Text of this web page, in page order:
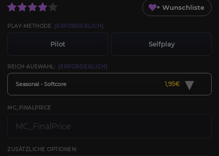
+ Wunschliste
PLAY-METHODE [ERFORDERLICH]
Pilot Selfplay
REICH-AUSWAHL: [ERFORDERLICH]
Seasonal - Softcore 1,95€ ▾
MC_FINALPRICE
ZUSÄTZLICHE OPTIONEN: